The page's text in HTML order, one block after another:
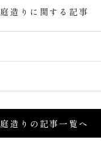
庭造りに関する記事
庭造りの記事一覧へ